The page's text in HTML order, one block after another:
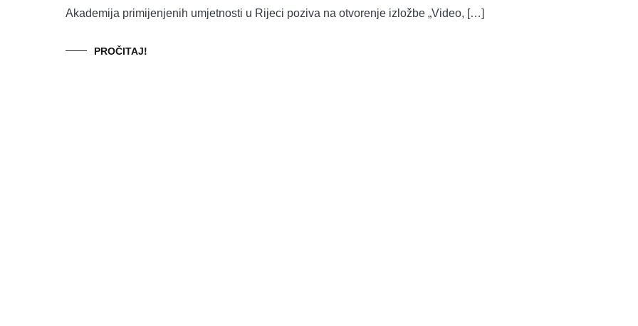
Akademija primijenjenih umjetnosti u Rijeci poziva na otvorenje izložbe „Video, […]
PROČITAJ!